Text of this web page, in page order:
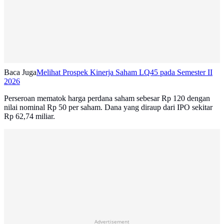
Baca JugaMelihat Prospek Kinerja Saham LQ45 pada Semester II
2026
Perseroan mematok harga perdana saham sebesar Rp 120 dengan
nilai nominal Rp 50 per saham. Dana yang diraup dari IPO sekitar
Rp 62,74 miliar.
Advertisement